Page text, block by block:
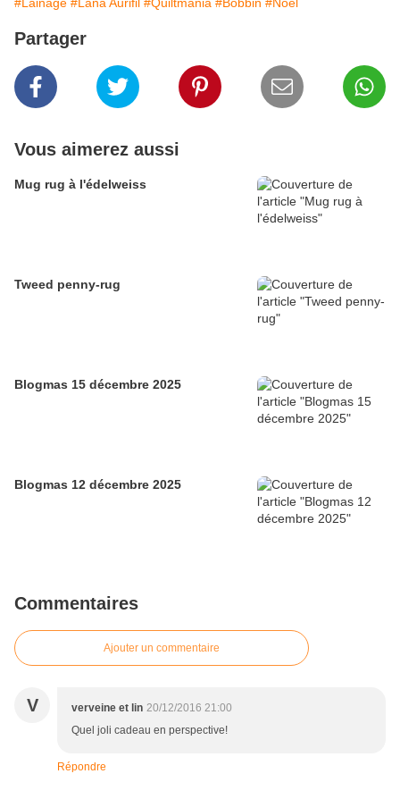
Partager
Vous aimerez aussi
Mug rug à l'édelweiss
Tweed penny-rug
Blogmas 15 décembre 2025
Blogmas 12 décembre 2025
Commentaires
Ajouter un commentaire
V verveine et lin 20/12/2016 21:00
Quel joli cadeau en perspective!
Répondre